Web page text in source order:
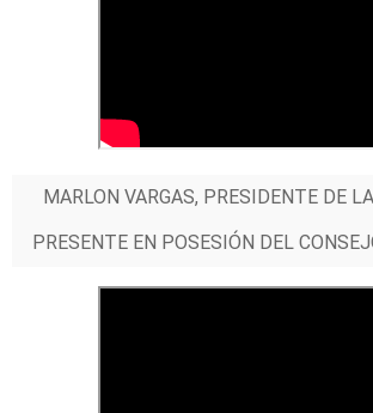
MARLON VARGAS, PRESIDENTE DE LA
PRESENTE EN POSESIÓN DEL
DE#CONAIE